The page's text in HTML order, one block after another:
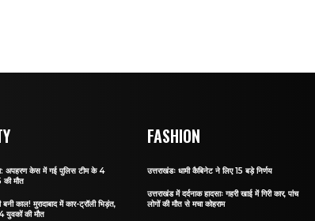
अपहरण केस में गई पुलिस टीम के 4
मौत
काल! मुरादाबाद में कार-ट्रॉली भिड़ंत,
युवकों की मौत
FASHION
उत्तराखंडः धामी कैबिनेट ने लिए 15 बड़े निर्णय
उत्तराखंड में दर्दनाक हादसाः गहरी खाई में गिरी कार, पांच
लोगों की मौत से मचा कोहराम